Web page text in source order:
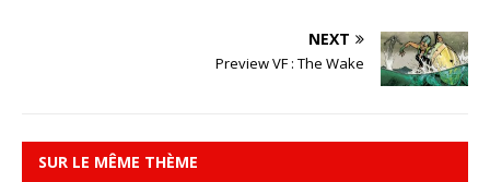
NEXT
Preview VF : The Wake
SUR LE MÊME THÈME